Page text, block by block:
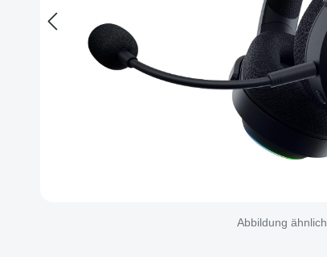
Abbildung ähnlich